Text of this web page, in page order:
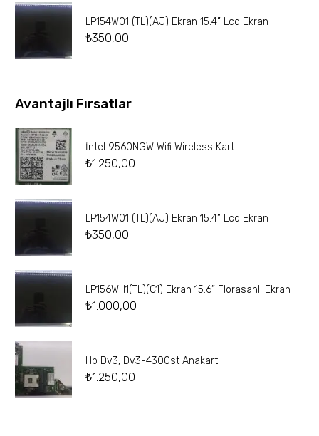
LP154W01 (TL)(AJ) Ekran 15.4” Lcd Ekran
₺350,00
Avantajlı Fırsatlar
İntel 9560NGW Wifi Wireless Kart
₺1.250,00
LP154W01 (TL)(AJ) Ekran 15.4” Lcd Ekran
₺350,00
LP156WH1(TL)(C1) Ekran 15.6” Florasanlı Ekran
₺1.000,00
Hp Dv3, Dv3-4300st Anakart
₺1.250,00